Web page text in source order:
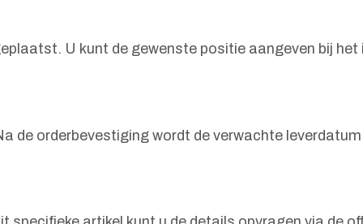
U kunt de gewenste positie aangeven bij het
de orderbevestiging wordt de verwachte